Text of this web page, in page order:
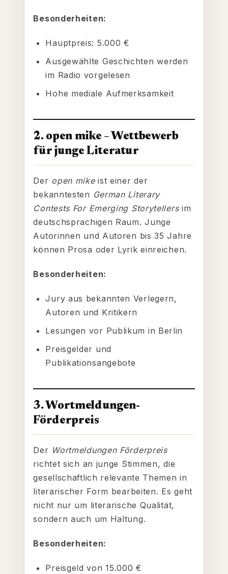
Besonderheiten:
Hauptpreis: 5.000 €
Ausgewählte Geschichten werden
im Radio vorgelesen
Hohe mediale Aufmerksamkeit
2. open mike – Wettbewerb
für junge Literatur
Der open mikeist einer der
bekanntesten German Literary
Contests For Emerging Storytellersim
deutschsprachigen Raum. Junge
Autorinnen und Autoren bis 35 Jahre
können Prosa oder Lyrik einreichen.
Besonderheiten:
Jury aus bekannten Verlegern,
Autoren und Kritikern
Lesungen vor Publikum in Berlin
Preisgelder und
Publikationsangebote
3. Wortmeldungen-
Förderpreis
Der Wortmeldungen Förderpreis
richtet sich an junge Stimmen, die
gesellschaftlich relevante Themen in
literarischer Form bearbeiten. Es geht
nicht nur um literarische Qualität,
sondern auch um Haltung.
Besonderheiten:
Preisgeld von 15.000 €